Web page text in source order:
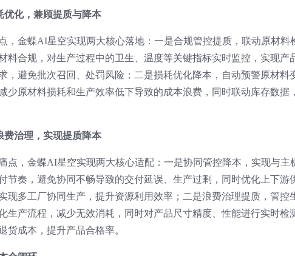
优化，兼顾提质与降本
，金蝶AI星空实现两大核心落地：一是合规管控提质，联动原材料
料合规，对生产过程中的卫生、温度等关键指标实时监控，实现产
，避免批次召回、处罚风险；二是损耗优化降本，自动预警原材料
少原材料损耗和生产效率低下导致的成本浪费，同时联动库存数据
费治理，实现提质降本
点，金蝶AI星空实现两大核心适配：一是协同管控降本，实现与主
节奏，避免协同不畅导致的交付延误、生产过剩，同时优化上下游
现多工厂协同生产，提升资源利用效率；二是浪费治理提质，管控
生产流程，减少无效消耗，同时对产品尺寸精度、性能进行实时检
货成本，提升产品合格率。